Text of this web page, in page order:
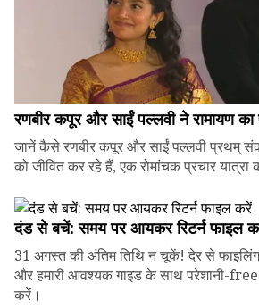
रणबीर कपूर और साईं पल्लवी ने रामायण
जानें कैसे रणबीर कपूर और साईं पल्लवी प्रथम्
को जीवित कर रहे हैं, एक रोमांचक प्रचार
दंड से बचें: समय पर आयकर रिटर्न फाइल
31 अगस्त की अंतिम तिथि न चूकें! देर से
और हमारी आवश्यक गाइड के साथ परेशानी-
करें।